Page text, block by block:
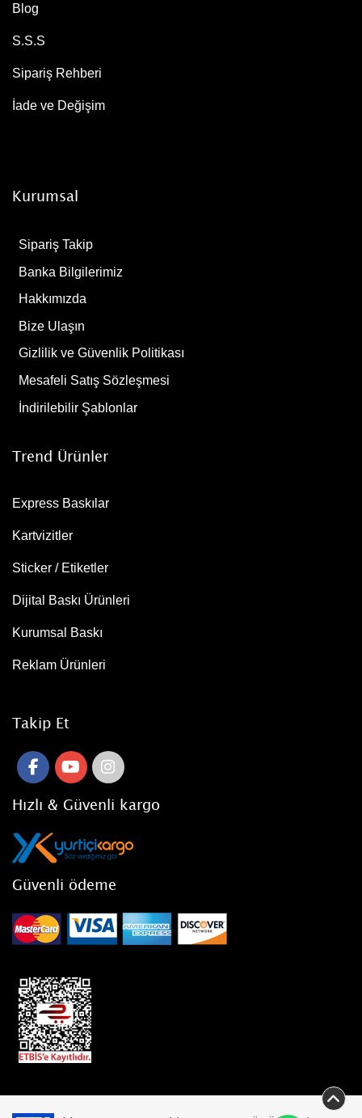
Blog
S.S.S
Sipariş Rehberi
İade ve Değişim
Kurumsal
Sipariş Takip
Banka Bilgilerimiz
Hakkımızda
Bize Ulaşın
Gizlilik ve Güvenlik Politikası
Mesafeli Satış Sözleşmesi
İndirilebilir Şablonlar
Trend Ürünler
Express Baskılar
Kartvizitler
Sticker / Etiketler
Dijital Baskı Ürünleri
Kurumsal Baskı
Reklam Ürünleri
Takip Et
Hızlı & Güvenli kargo
Güvenli ödeme